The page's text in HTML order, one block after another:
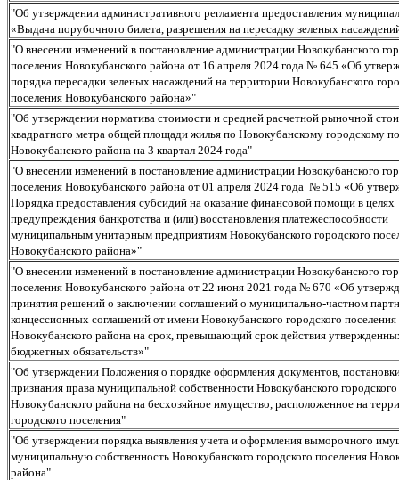
"Об утверждении административного регламента предоставления
«Выдача порубочного билета, разрешения на пересадку зеленых
"О внесении изменений в постановление администрации Новокубанского
поселения Новокубанского района от 16 апреля 2024 года № 645 «Об
порядка пересадки зеленых насаждений на территории Новокубанского
поселения Новокубанского района»"
"Об утверждении норматива стоимости и средней расчетной рыночной
квадратного метра общей площади жилья по Новокубанскому городскому
Новокубанского района на 3 квартал 2024 года"
"О внесении изменений в постановление администрации Новокубанского
поселения Новокубанского района от 01 апреля 2024 года № 515 «Об
Порядка предоставления субсидий на оказание финансовой помощи в целях
предупреждения банкротства и (или) восстановления платежеспособности
муниципальным унитарным предприятиям Новокубанского городского
Новокубанского района»"
"О внесении изменений в постановление администрации Новокубанского
поселения Новокубанского района от 22 июня 2021 года № 670 «Об
принятия решений о заключении соглашений о муниципально-частном
концессионных соглашений от имени Новокубанского городского поселения
Новокубанского района на срок, превышающий срок действия
бюджетных обязательств»"
"Об утверждении Положения о порядке оформления документов,
признания права муниципальной собственности Новокубанского
Новокубанского района на бесхозяйное имущество, расположенное на
городского поселения"
"Об утверждении порядка выявления учета и оформления выморочного
муниципальную собственность Новокубанского городского поселения
района"